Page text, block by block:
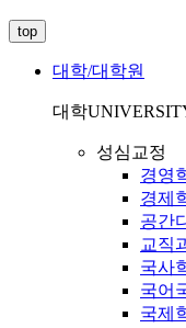
top
대학/대학원
대학
성심교정
경영
경제
공간
교직
국사
국어
국제